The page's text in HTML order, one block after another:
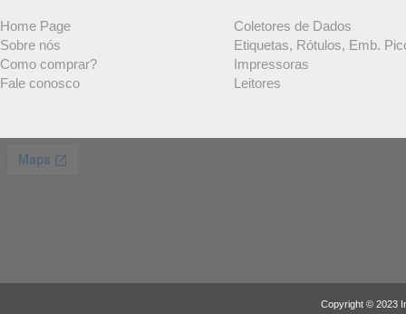
Home Page
Sobre nós
Como comprar?
Fale conosco
Coletores de Dados
Etiquetas, Rótulos, Emb.
Impressoras
Leitores
Copyright © 2023